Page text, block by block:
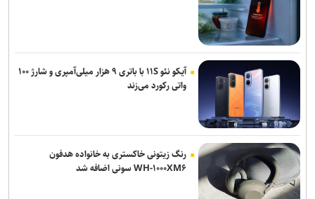
آیکو نئو ۱۱S با باتری ۹ هزار میلی‌آمپری و شارژ ۱۰۰
واتی رکورد می‌زند
رنگ زیتونی خاکستری به خانواده هدفون
WH-۱۰۰۰XM۶ سونی اضافه شد